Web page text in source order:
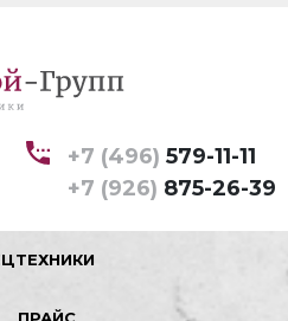
+7 (496) 579-11-11
+7 (926) 875-26-39